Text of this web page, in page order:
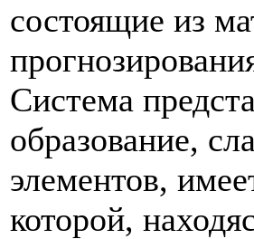
состоящие из
Система
образование,
элементов,
которой,